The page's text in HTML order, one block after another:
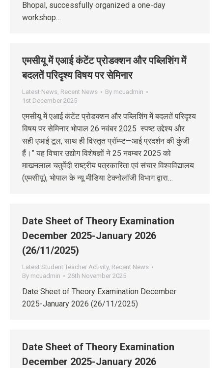
Bhopal, successfully organized a one-day
workshop…
एमसीयू में एआई कंटेंट प्रोडक्शन और पब्लिशिंग में
बदलतें परिदृश्य विषय पर सेमिनार
Latest News, Recent News By mcuadmin
1st December 2025
एमसीयू में एआई कंटेंट प्रोडक्शन और पब्लिशिंग में बदलतें परिदृश्य
विषय पर सेमिनार भोपाल 26 नवंबर 2025 स्पष्ट उद्देश्य और
सही एआई टूल, साथ ही विस्तृत प्रॉम्प्ट—आई प्रदर्शन की कुंजी
हैं।” यह विचार उद्योग विशेषज्ञों ने 25 नवम्बर 2025 को
माखनलाल चतुर्वेदी राष्ट्रीय पत्रकारिता एवं संचार विश्वविद्यालय
(एमसीयू), भोपाल के न्यू मीडिया टेक्नोलॉजी विभाग द्वारा…
Date Sheet of Theory Examination
December 2025-January 2026
(26/11/2025)
Latest Student Teacher Activity, Recent News
By mcuadmin 26th November 2025
Date Sheet of Theory Examination December
2025-January 2026 (26/11/2025)
Date Sheet of Theory Examination
December 2025-January 2026